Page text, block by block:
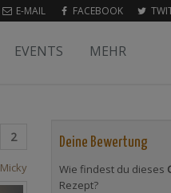
E-MAIL FACEBOOK
EVENTS MEHR
2
Micky
Deine Bewertung
Wie findest du dieses
Rezept?